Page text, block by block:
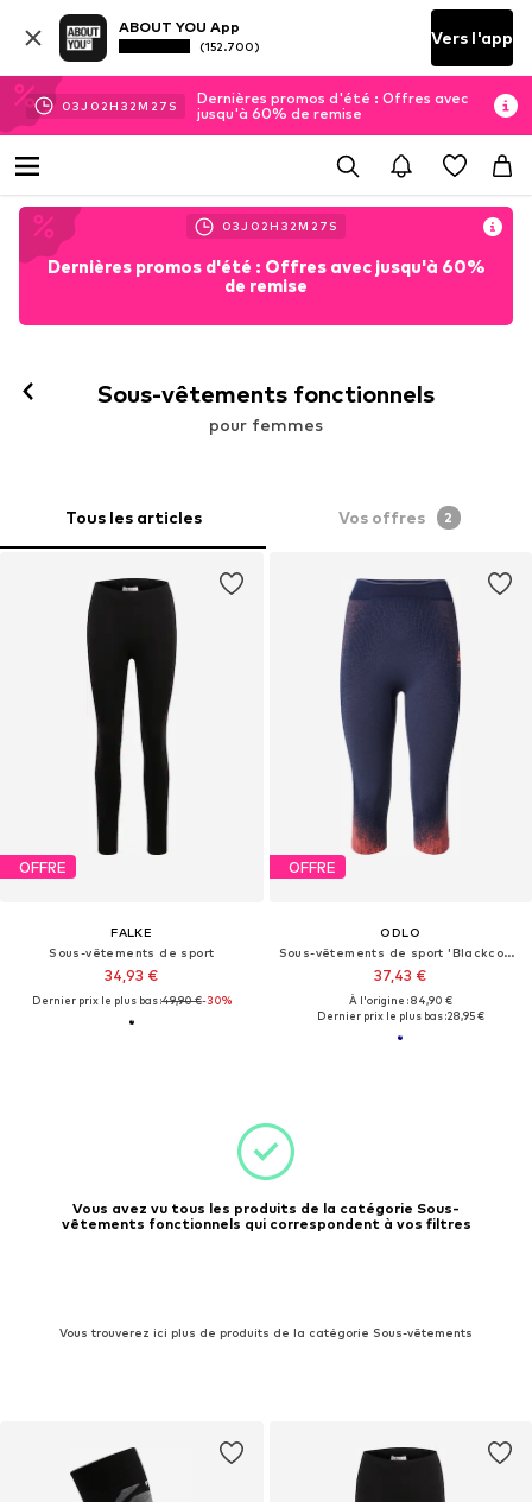
ABOUT YOU App
(152.700) Vers l'app
03J 02H 32M 27 S
Dernières promos d'été : Offres avec
jusqu'à 60% de remise
03J 02H 32M 27 S
Dernières promos d'été : Offres avec jusqu'à 60%
de remise
Sous-vêtements fonctionnels
pour femmes
Tous les articles Vos offres 2
OFFRE
FALKE
Sous-vêtements de sport
34,93 €
Dernier prix le plus bas :49,90 €-30%
OFFRE
ODLO
Sous-vêtements de sport 'Blackcomb Eco'
37,43 €
À l'origine : 84,90 €
Dernier prix le plus bas :28,95 €
Vous avez vu tous les produits de la catégorie Sous-
vêtements fonctionnels qui correspondent à vos filtres
Vous trouverez ici plus de produits de la catégorie Sous-vêtements